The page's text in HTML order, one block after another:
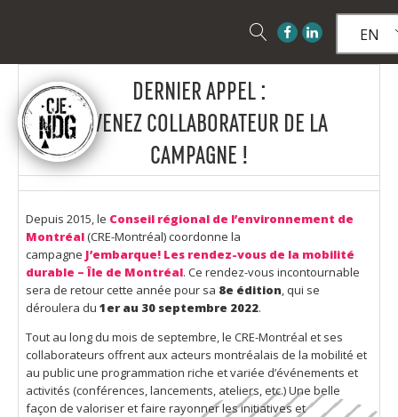
EN
DERNIER APPEL :
DEVENEZ COLLABORATEUR DE LA
CAMPAGNE !
Depuis 2015, le Conseil régional de l’environnement de
Montréal(CRE-Montréal) coordonne la
campagne J’embarque! Les rendez-vous de la mobilité
durable – Île de Montréal. Ce rendez-vous incontournable
sera de retour cette année pour sa 8e édition, qui se
déroulera du 1er au 30 septembre 2022.
Tout au long du mois de septembre, le CRE-Montréal et ses
collaborateurs offrent aux acteurs montréalais de la mobilité et
au public une programmation riche et variée d’événements et
activités (conférences, lancements, ateliers, etc.) Une belle
façon de valoriser et faire rayonner les initiatives et